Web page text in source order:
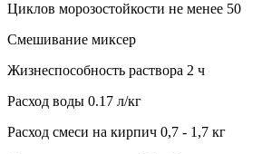
Циклов морозостойкости не менее 50
Смешивание миксер
Жизнеспособность раствора 2 ч
Расход воды 0.17 л/кг
Расход смеси на кирпич 0,7 - 1,7 кг